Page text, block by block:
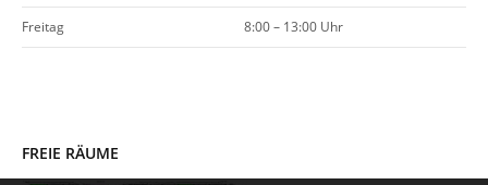
Freitag 8:00 – 13:00 Uhr
FREIE RÄUME